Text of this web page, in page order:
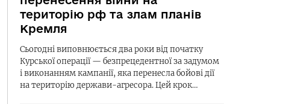
територію рф та злам планів
Кремля
Сьогодні виповнюється два роки від початку
Курської операції — безпрецедентної за задумом
і виконанням кампанії, яка перенесла бойові дії
на територію держави-агресора. Цей крок…